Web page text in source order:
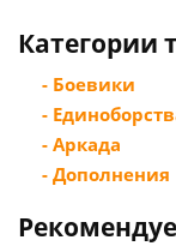
Категории
- Боевики
-
- Аркада
- Дополнения